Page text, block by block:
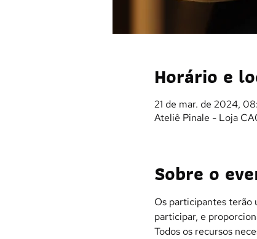
Horário e
21 de mar. de 2024,
Ateliê Pinale - Loja
Sobre o
Os participantes terão
participar, e
Todos os recursos